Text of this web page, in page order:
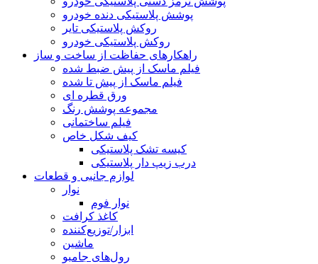
پوشش پلاستیکی دنده خودرو
روکش پلاستیکی تایر
روکش پلاستیکی خودرو
راهکارهای حفاظت از ساخت و ساز
فیلم ماسک از پیش ضبط شده
فیلم ماسک از پیش تا شده
ورق قطره ای
مجموعه پوشش رنگ
فیلم ساختمانی
کیف شکل خاص
کیسه تشک پلاستیکی
درب زیپ دار پلاستیکی
لوازم جانبی و قطعات
نوار
نوار فوم
کاغذ کرافت
ابزار/توزیع‌کننده
ماشین
رول‌های جامبو